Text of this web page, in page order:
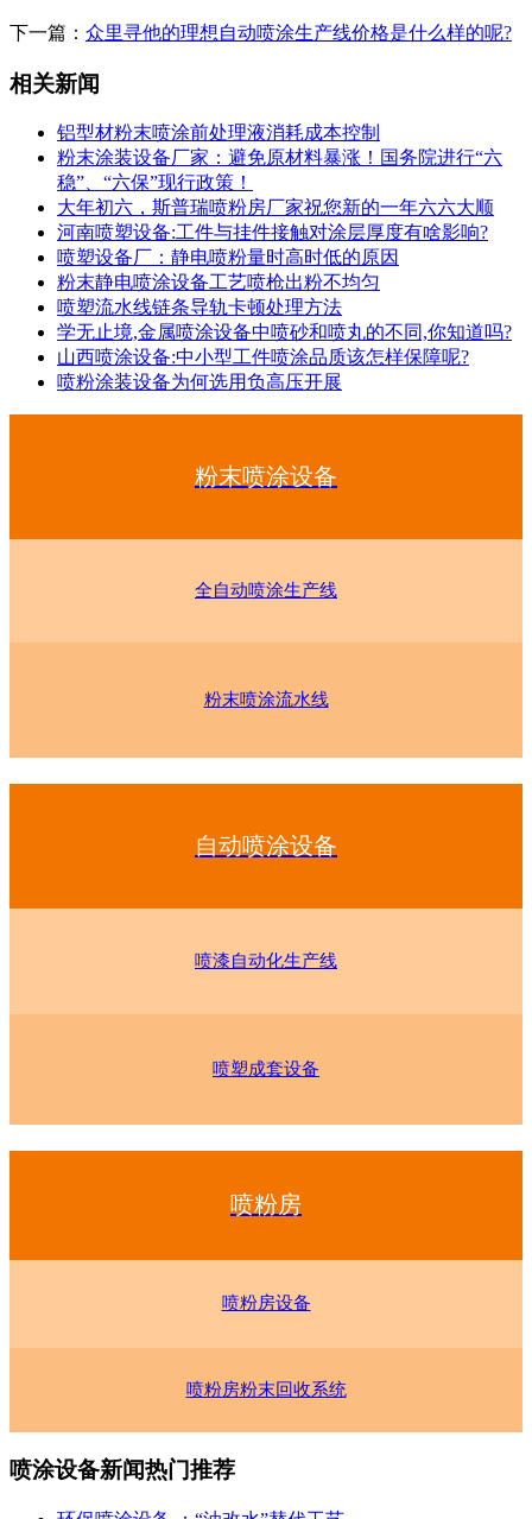
下一篇： 众里寻他的理想自动喷涂生产线价格是什么样的呢?
相关新闻
铝型材粉末喷涂前处理液消耗成本控制
粉末涂装设备厂家：避免原材料暴涨！国务院进行“六
稳”、“六保”现行政策！
大年初六，斯普瑞喷粉房厂家祝您新的一年六六大顺
河南喷塑设备:工件与挂件接触对涂层厚度有啥影响?
喷塑设备厂：静电喷粉量时高时低的原因
粉末静电喷涂设备工艺喷枪出粉不均匀
喷塑流水线链条导轨卡顿处理方法
学无止境,金属喷涂设备中喷砂和喷丸的不同,你知道吗?
山西喷涂设备:中小型工件喷涂品质该怎样保障呢?
喷粉涂装设备为何选用负高压开展
粉末喷涂设备
全自动喷涂生产线
粉末喷涂流水线
自动喷涂设备
喷漆自动化生产线
喷塑成套设备
喷粉房
喷粉房设备
喷粉房粉末回收系统
喷涂设备新闻热门推荐